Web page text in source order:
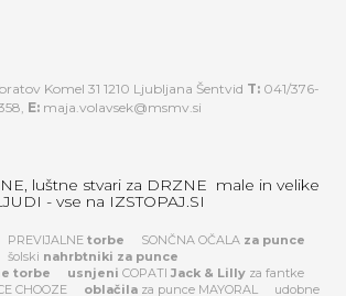
Komel 31 1210 Ljubljana Šentvid T:041/376-
E: maja.volavsek@msmv.si
luštne stvari za DRZNE male in velike
- vse na IZSTOPAJ.SI
PREVIJALNE torbe SONČNA OČALA za punce
šolski nahrbtniki za punce
torbe usnjeni COPATI Jack & Lillyza fantke
CHOOZE oblačila za punce MAYORAL udobne